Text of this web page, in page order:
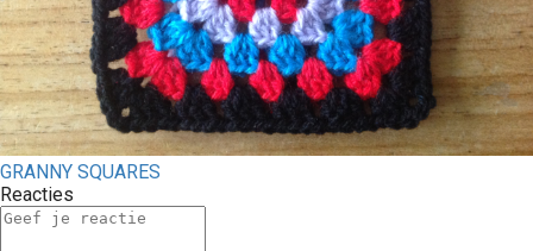
GRANNY SQUARES
Reacties